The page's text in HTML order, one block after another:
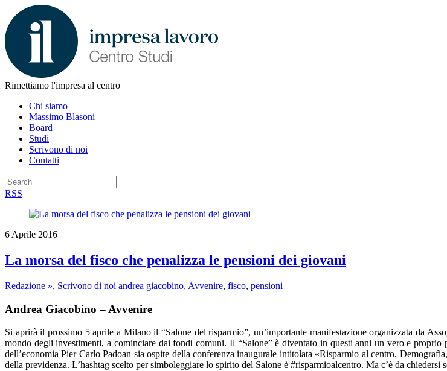
Rimettiamo l'impresa al centro
Chi siamo
Massimo Blasoni
Board
Studi
Scrivono di noi
Contatti
RSS
6 Aprile 2016
La morsa del fisco che penalizza le pensioni dei giovani
Redazione », Scrivono di noi andrea giacobino, Avvenire, fisco, pensioni
Andrea Giacobino – Avvenire
Si aprirà il prossimo 5 aprile a Milano il “Salone del risparmio”, un’importante manifestazione organizzata da
mondo degli investimenti, a cominciare dai fondi comuni. Il “Salone” è diventato in questi anni un vero e
dell’economia Pier Carlo Padoan sia ospite della conferenza inaugurale intitolata «Risparmio al centro.
della previdenza. L’hashtag scelto per simboleggiare lo spirito del Salone è #risparmioalcentro. Ma c’è da